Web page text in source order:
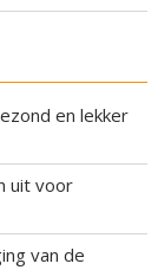
en lekker
uit voor
van de